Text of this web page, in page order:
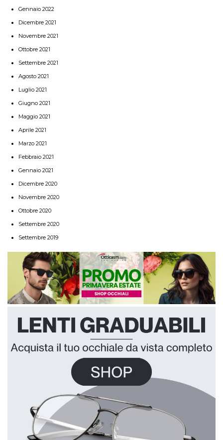
Gennaio 2022
Dicembre 2021
Novembre 2021
Ottobre 2021
Settembre 2021
Agosto 2021
Luglio 2021
Giugno 2021
Maggio 2021
Aprile 2021
Marzo 2021
Febbraio 2021
Gennaio 2021
Dicembre 2020
Novembre 2020
Ottobre 2020
Settembre 2020
Settembre 2019